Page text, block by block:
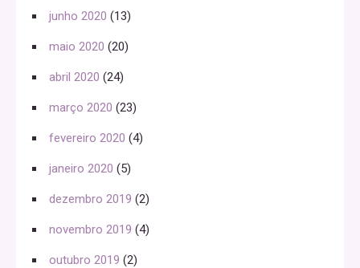
junho 2020 (13)
maio 2020 (20)
abril 2020 (24)
março 2020 (23)
fevereiro 2020 (4)
janeiro 2020 (5)
dezembro 2019 (2)
novembro 2019 (4)
outubro 2019 (2)